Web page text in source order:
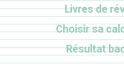
Livres de
Choisir sa
Résultat